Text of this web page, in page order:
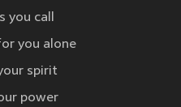
you call
you alone
spirit
power